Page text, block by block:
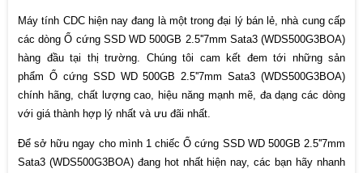
Máy tính CDC hiện nay đang là một trong đại lý bán lẻ, nhà cung cấp
các dòng Ổ cứng SSD WD 500GB 2.5''7mm Sata3 (WDS500G3BOA)
hàng đầu tại thị trường. Chúng tôi cam kết đem tới những sản
phẩm Ổ cứng SSD WD 500GB 2.5''7mm Sata3 (WDS500G3BOA)
chính hãng, chất lượng cao, hiệu năng mạnh mẽ, đa dạng các dòng
với giá thành hợp lý nhất và ưu đãi nhất.
Để sở hữu ngay cho mình 1 chiếc Ổ cứng SSD WD 500GB 2.5''7mm
Sata3 (WDS500G3BOA) đang hot nhất hiện nay, các bạn hãy nhanh